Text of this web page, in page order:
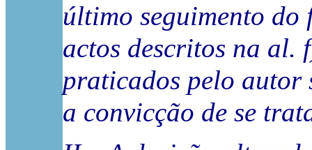
último seguimento
actos descritos na al.
praticados pelo autor
a convicção de se